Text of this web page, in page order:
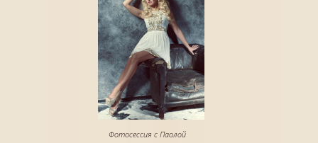
Фотосессия с Паолой